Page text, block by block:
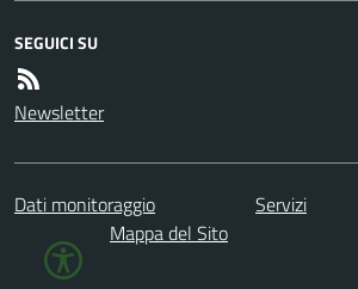
SEGUICI SU
Newsletter
Dati monitoraggio Servizi
Mappa del Sito